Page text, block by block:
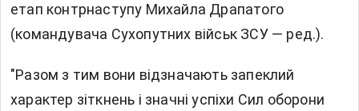
етап контрнаступу Михайла Драпатого
(командувача Сухопутних військ ЗСУ — ред.).
"Разом з тим вони відзначають запеклий
характер зіткнень і значні успіхи Сил оборони